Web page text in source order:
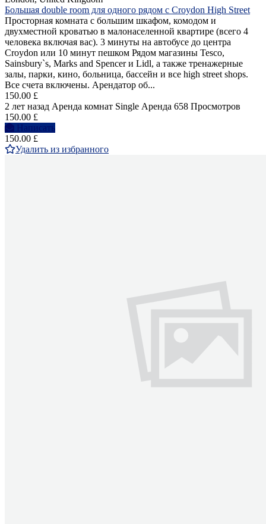
Большая double room для одного рядом с Croydon High Street
Просторная комната с большим шкафом, комодом и
двухместной кроватью в малонаселенной квартире (всего 4
человека включая вас). 3 минуты на автобусе до центра
Croydon или 10 минут пешком Рядом магазины Tesco,
Sainsbury`s, Marks and Spencer и Lidl, а также тренажерные
залы, парки, кино, больница, бассейн и все high street shops.
Все счета включены. Арендатор об...
150.00 £
2 лет назад Аренда комнат Single Аренда 658 Просмотров
150.00 £
Написать
150.00 £
Удалить из избранного